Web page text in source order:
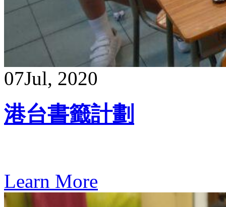
07Jul, 2020
港台書籤計劃
Learn More